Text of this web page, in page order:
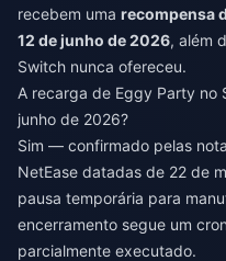
recebem uma recompensa
12 de junho de 2026, além
Switch nunca ofereceu.
A recarga de Eggy Party no
junho de 2026?
Sim — confirmado pelas
NetEase datadas de 22 de
pausa temporária para
encerramento segue um
parcialmente executado.